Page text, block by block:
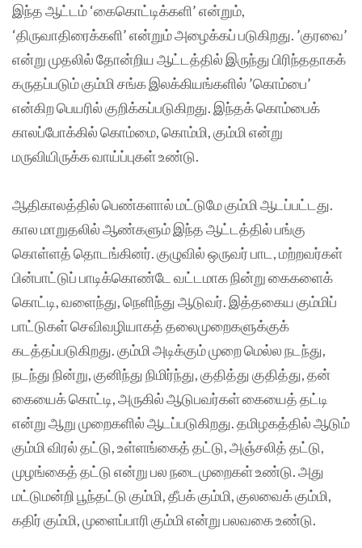
இந்த ஆட்டம் ‘கைகொட்டிக்களி’ என்றும்,
‘திருவாதிரைக்களி’ என்றும் அழைக்கப் படுகிறது. ’குரவை’
என்று முதலில் தோன்றிய ஆட்டத்தில் இருந்து பிரிந்ததாகக்
கருதப்படும் கும்மி சங்க இலக்கியங்களில் ’கொம்பை’
என்கிற பெயரில் குறிக்கப்படுகிறது. இந்தக் கொம்பைக்
காலப்போக்கில் கொம்மை, கொம்மி, கும்மி என்று
மருவியிருக்க வாய்ப்புகள் உண்டு.
ஆதிகாலத்தில் பெண்களால் மட்டுமே கும்மி ஆடப்பட்டது.
கால மாறுதலில் ஆண்களும் இந்த ஆட்டத்தில் பங்கு
கொள்ளத் தொடங்கினர். குழுவில் ஒருவர் பாட, மற்றவர்கள்
பின்பாட்டுப் பாடிக்கொண்டே வட்டமாக நின்று கைகளைக்
கொட்டி, வளைந்து, நெளிந்து ஆடுவர். இத்தகைய கும்மிப்
பாட்டுகள் செவிவழியாகத் தலைமுறைகளுக்குக்
கடத்தப்படுகிறது. கும்மி அடிக்கும் முறை மெல்ல நடந்து,
நடந்து நின்று, குனிந்து நிமிர்ந்து, குதித்து குதித்து, தன்
கையைக் கொட்டி, அருகில் ஆடுபவர்கள் கையைத் தட்டி
என்று ஆறு முறைகளில் ஆடப்படுகிறது. தமிழகத்தில் ஆடும்
கும்மி விரல் தட்டு, உள்ளங்கைத் தட்டு, அஞ்சலித் தட்டு,
முழங்கைத் தட்டு என்று பல நடைமுறைகள் உண்டு. அது
மட்டுமன்றி பூந்தட்டு கும்மி, தீபக் கும்மி, குலவைக் கும்மி,
கதிர் கும்மி, முளைப்பாரி கும்மி என்று பலவகை உண்டு.